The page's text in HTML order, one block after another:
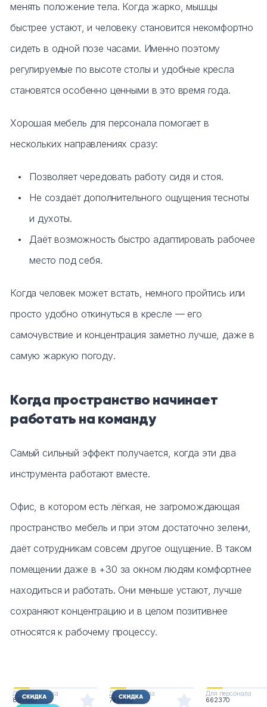
менять положение тела. Когда жарко, мышцы
быстрее устают, и человеку становится некомфортно
сидеть в одной позе часами. Именно поэтому
регулируемые по высоте столы и удобные кресла
становятся особенно ценными в это время года.
Хорошая мебель для персонала помогает в
нескольких направлениях сразу:
Позволяет чередовать работу сидя и стоя.
Не создаёт дополнительного ощущения тесноты
и духоты.
Даёт возможность быстро адаптировать рабочее
место под себя.
Когда человек может встать, немного пройтись или
просто удобно откинуться в кресле — его
самочувствие и концентрация заметно лучше, даже в
самую жаркую погоду.
Когда пространство начинает
работать на команду
Самый сильный эффект получается, когда эти два
инструмента работают вместе.
Офис, в котором есть лёгкая, не загромождающая
пространство мебель и при этом достаточно зелени,
даёт сотрудникам совсем другое ощущение. В таком
помещении даже в +30 за окном людям комфортнее
находиться и работать. Они меньше устают, лучше
сохраняют концентрацию и в целом позитивнее
относятся к рабочему процессу.
Для персонала
807007
Для персонала
740832
Для персонала
662370